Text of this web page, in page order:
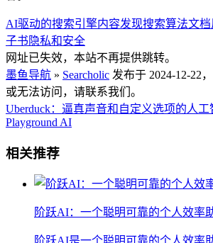
AI驱动的搜索引擎内容发现搜索算法文档
子书 隐私和安全
网址已失效，本站不再提供跳转。
墨鱼导航 » Searcholic 发布于 2024-12-22
或无法访问，请联系我们。
Uberduck：逼真声音和自定义选项的人
Playground AI
相关推荐
阶跃AI：一个聪明可靠的个人效率